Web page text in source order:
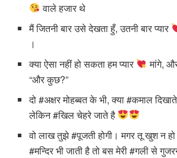
वाले हजार थे
मैं जितनी बार उसे देखता हुँ, उतनी बार प्यार
।
क्या ऐसा नहीं हो सकता हम प्यार
मांगे,
“और कुछ?”
दो #अक्षर मोहब्बत के भी, क्या #कमाल
लेकिन #खिल चेहरे जाते है
वो लाख तुझे #पूजती होगी। मगर तू खुश न हो
#मन्दिर भी जाती है तो बस मेरी #गली से